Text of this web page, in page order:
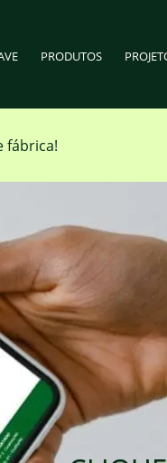
PRODUTOS
fábrica!